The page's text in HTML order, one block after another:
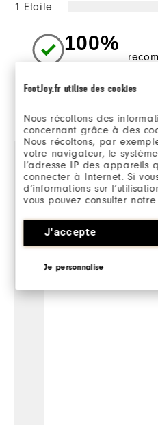
FootJoy.fr utilise des cookies
Nous récoltons des
concernant grâce à des
Nous récoltons, par
votre navigateur, le
l’adresse IP des appareils
connecter à Internet. Si
d’informations sur
vous pouvez consulter
J'accepte
Je personnalise
1 Etoile
100%
Avis
sandrine
Acheteur Vérifié